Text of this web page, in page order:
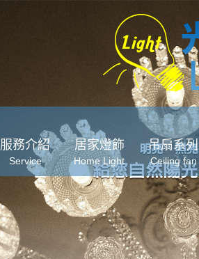
服務介紹
Service
居家燈飾
Home Light
吊扇系列
Ceiling fan